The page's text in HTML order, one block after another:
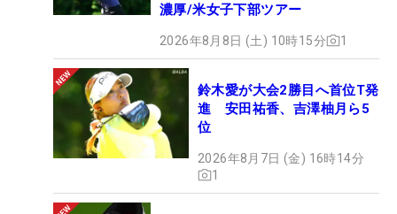
濃厚/米女子下部ツアー
2026年8月8日 (土) 10時15分 1
鈴木愛が大会2勝目へ首位T発
進 安田祐香、吉澤柚月ら5
位
2026年8月7日 (金) 16時14分
1